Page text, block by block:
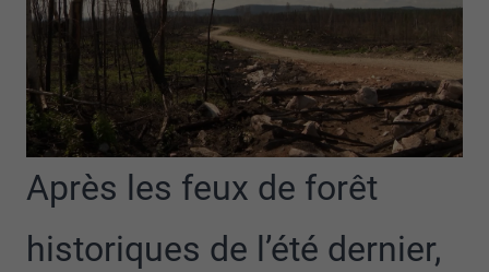
Après les feux de forêt
historiques de l’été dernier,